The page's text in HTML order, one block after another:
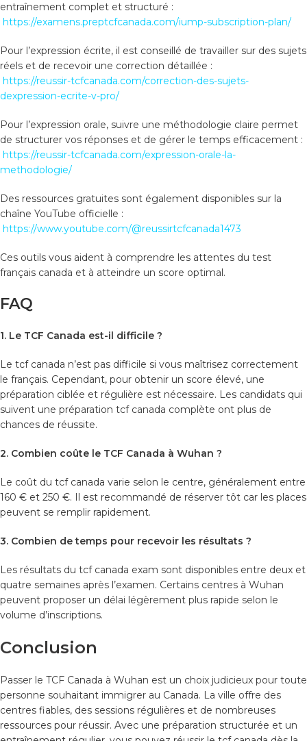
entraînement complet et structuré :
https://examens.preptcfcanada.com/iump-subscription-plan/
Pour l’expression écrite, il est conseillé de travailler sur des sujets
réels et de recevoir une correction détaillée :
https://reussir-tcfcanada.com/correction-des-sujets-
dexpression-ecrite-v-pro/
Pour l’expression orale, suivre une méthodologie claire permet
de structurer vos réponses et de gérer le temps efficacement :
https://reussir-tcfcanada.com/expression-orale-la-
methodologie/
Des ressources gratuites sont également disponibles sur la
chaîne YouTube officielle :
https://www.youtube.com/@reussirtcfcanada1473
Ces outils vous aident à comprendre les attentes du test
français canada et à atteindre un score optimal.
FAQ
1. Le TCF Canada est-il difficile ?
Le tcf canada n’est pas difficile si vous maîtrisez correctement
le français. Cependant, pour obtenir un score élevé, une
préparation ciblée et régulière est nécessaire. Les candidats qui
suivent une préparation tcf canada complète ont plus de
chances de réussite.
2. Combien coûte le TCF Canada à Wuhan ?
Le coût du tcf canada varie selon le centre, généralement entre
160 € et 250 €. Il est recommandé de réserver tôt car les places
peuvent se remplir rapidement.
3. Combien de temps pour recevoir les résultats ?
Les résultats du tcf canada exam sont disponibles entre deux et
quatre semaines après l’examen. Certains centres à Wuhan
peuvent proposer un délai légèrement plus rapide selon le
volume d’inscriptions.
Conclusion
Passer le TCF Canada à Wuhan est un choix judicieux pour toute
personne souhaitant immigrer au Canada. La ville offre des
centres fiables, des sessions régulières et de nombreuses
ressources pour réussir. Avec une préparation structurée et un